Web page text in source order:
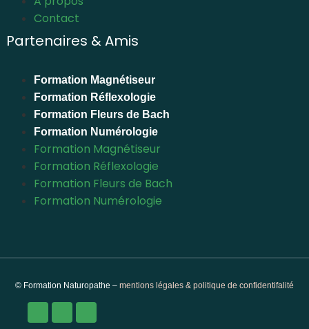
Contact
Partenaires & Amis
Formation Magnétiseur
Formation Réflexologie
Formation Fleurs de Bach
Formation Numérologie
Formation Magnétiseur
Formation Réflexologie
Formation Fleurs de Bach
Formation Numérologie
© Formation Naturopathe – mentions légales & politique de confidentifalité